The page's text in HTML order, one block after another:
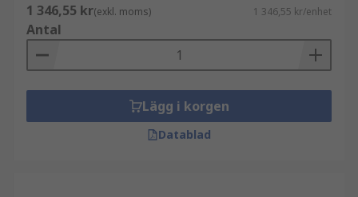
1 346,55 kr(exkl. moms) 1 346,55 kr/enhet
Antal
Lägg i korgen
Datablad